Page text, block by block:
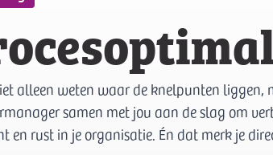
alleen weten waar de knelpunten liggen,
samen met jou aan de slag om
en rust in je organisatie. Én dat merk je